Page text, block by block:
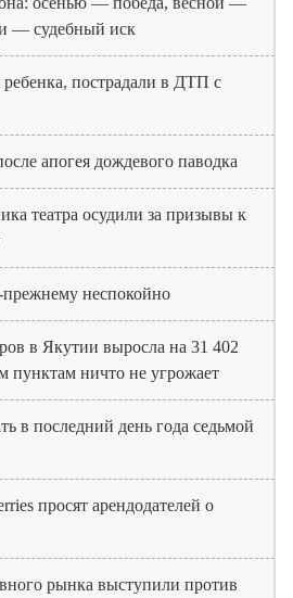
— судебный иск
пострадали в ДТП с
апогея дождевого паводка
театра осудили за призывы к
неспокойно
в Якутии выросла на 31 402
пунктам ничто не угрожает
в последний день года седьмой
просят арендодателей о
рынка выступили против